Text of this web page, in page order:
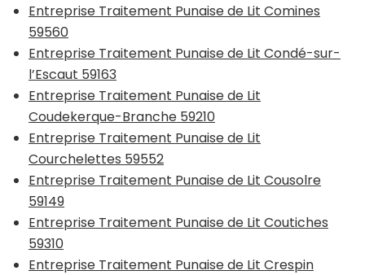
Entreprise Traitement Punaise de Lit Comines
59560
Entreprise Traitement Punaise de Lit Condé-sur-
l’Escaut 59163
Entreprise Traitement Punaise de Lit
Coudekerque-Branche 59210
Entreprise Traitement Punaise de Lit
Courchelettes 59552
Entreprise Traitement Punaise de Lit Cousolre
59149
Entreprise Traitement Punaise de Lit Coutiches
59310
Entreprise Traitement Punaise de Lit Crespin